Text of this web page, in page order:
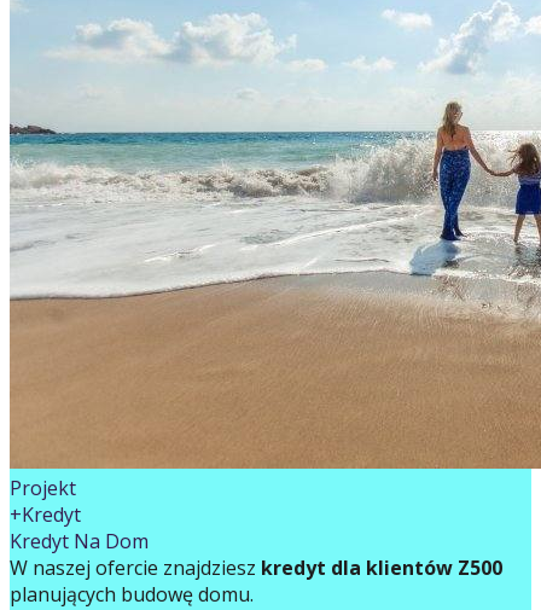
Projekt
+Kredyt
Kredyt Na Dom
W naszej ofercie znajdziesz kredyt dla klientów Z500
planujących budowę domu.